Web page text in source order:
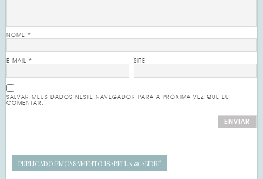
NOME*
E-MAIL* SITE
SALVAR MEUS DADOS NESTE NAVEGADOR PARA A PRÓXIMA VEZ QUE EU
COMENTAR.
PUBLICADO EMCASAMENTO ISABELLA & ANDRÉ